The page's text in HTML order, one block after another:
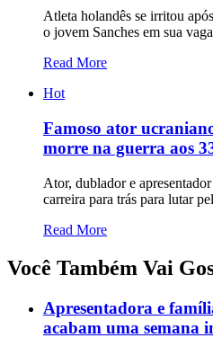
Atleta holandês se irritou
o jovem Sanches em sua vaga
Read More
Hot
Famoso ator
morre na guerra aos
Ator, dublador e
carreira para trás para lutar
Read More
Você Também Vai
Apresentadora e
acabam uma semana